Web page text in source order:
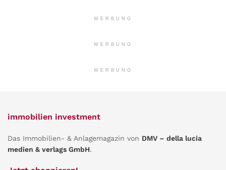
WERBUNG
WERBUNG
WERBUNG
immobilien investment
Das Immobilien- & Anlagemagazin von DMV – della lucia
medien & verlags GmbH.